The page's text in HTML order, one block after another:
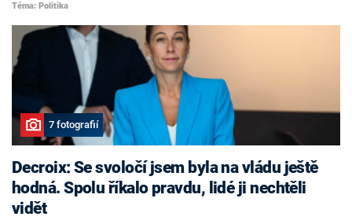
Téma: Politika
7 fotografií
Decroix: Se svoločí jsem byla na vládu ještě
hodná. Spolu říkalo pravdu, lidé ji nechtěli
vidět